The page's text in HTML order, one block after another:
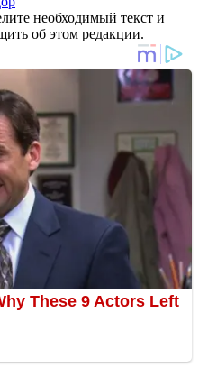
необходимый текст и
об этом редакции.